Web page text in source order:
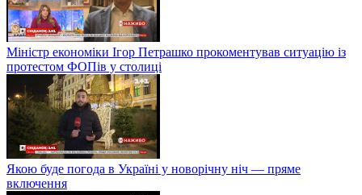
Міністр економіки Ігор Петрашко прокоментував ситуацію із
протестом ФОПів у столиці
Якою буде погода в Україні у новорічну ніч — пряме
включення